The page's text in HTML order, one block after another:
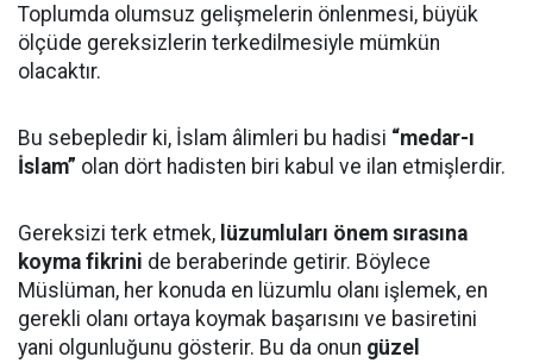
Toplumda olumsuz gelişmelerin önlenmesi, büyük
ölçüde gereksizlerin terkedilmesiyle mümkün
olacaktır.
Bu sebepledir ki, İslam âlimleri bu hadisi “medar-ı
İslam” olan dört hadisten biri kabul ve ilan etmişlerdir.
Gereksizi terk etmek, lüzumluları önem sırasına
koyma fikrini de beraberinde getirir. Böylece
Müslüman, her konuda en lüzumlu olanı işlemek, en
gerekli olanı ortaya koymak başarısını ve basiretini
yani olgunluğunu gösterir. Bu da onun güzel